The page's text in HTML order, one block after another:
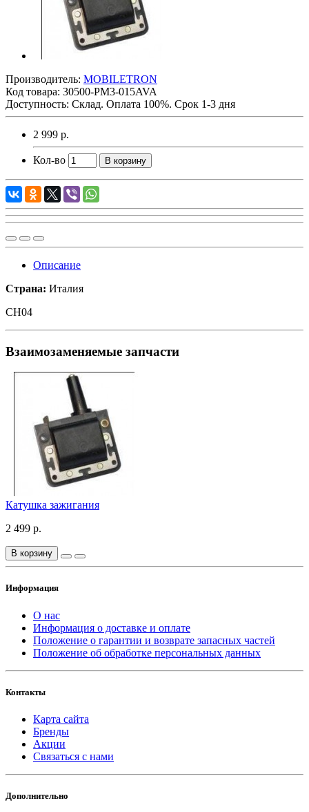
Производитель: MOBILETRON
Код товара: 30500-PM3-015AVA
Доступность: Склад. Оплата 100%. Срок 1-3 дня
2 999 р.
Кол-во В корзину
Описание
Страна: Италия
CH04
Взаимозаменяемые запчасти
Катушка зажигания
2 499 р.
В корзину
Информация
О нас
Информация о доставке и оплате
Положение о гарантии и возврате запасных частей
Положение об обработке персональных данных
Контакты
Карта сайта
Бренды
Акции
Связаться с нами
Дополнительно